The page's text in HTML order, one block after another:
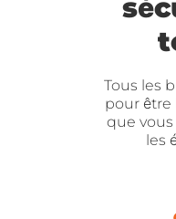
Tous les
pour être
que
les